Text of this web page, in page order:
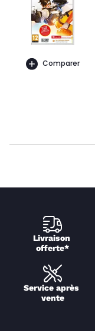
Comparer
Livraison
offerte*
Service après
vente